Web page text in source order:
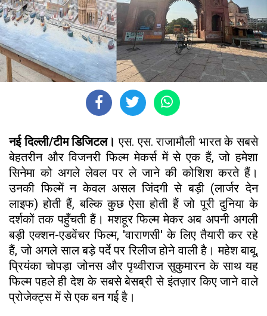
नई दिल्ली/टीम डिजिटल।एस. एस. राजामौली भारत के सबसे
बेहतरीन और विजनरी फिल्म मेकर्स में से एक हैं, जो हमेशा
सिनेमा को अगले लेवल पर ले जाने की कोशिश करते हैं।
उनकी फिल्में न केवल असल जिंदगी से बड़ी (लार्जर देन
लाइफ) होती हैं, बल्कि कुछ ऐसा होती हैं जो पूरी दुनिया के
दर्शकों तक पहुँचती हैं। मशहूर फिल्म मेकर अब अपनी अगली
बड़ी एक्शन-एडवेंचर फिल्म, 'वाराणसी' के लिए तैयारी कर रहे
हैं, जो अगले साल बड़े पर्दे पर रिलीज होने वाली है। महेश बाबू,
प्रियंका चोपड़ा जोनस और पृथ्वीराज सुकुमारन के साथ यह
फिल्म पहले ही देश के सबसे बेसब्री से इंतज़ार किए जाने वाले
प्रोजेक्ट्स में से एक बन गई है।